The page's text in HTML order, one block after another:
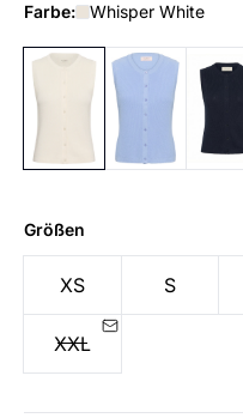
Farbe: Whisper White
Größen
XS S
XXL